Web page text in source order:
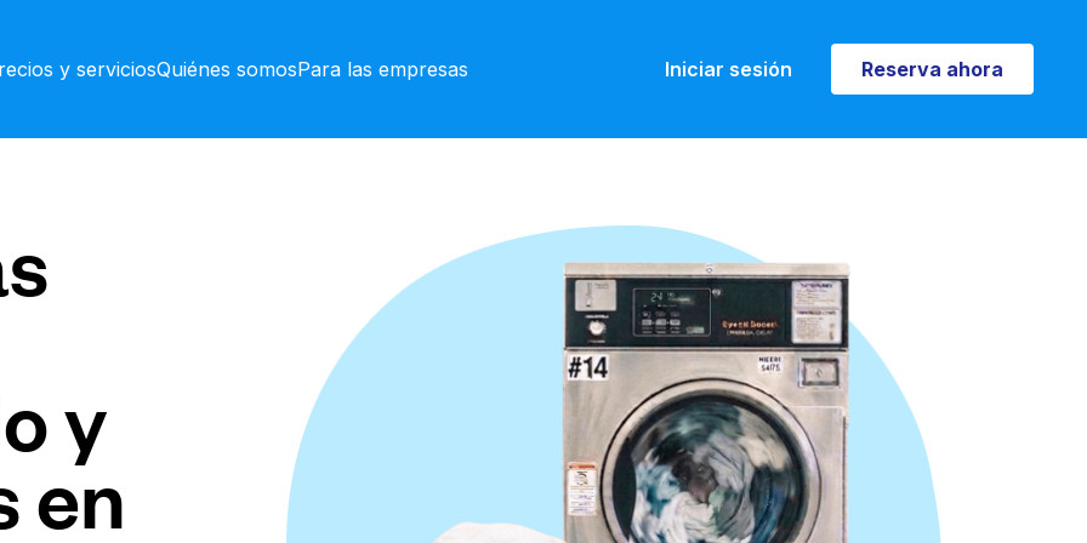
y serviciosQuiénes somosPara las empresas Iniciar sesión Reserva ahora
Reserva ahora
y
en